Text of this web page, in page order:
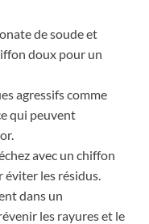
de soude et
doux pour un
agressifs comme
qui peuvent
avec un chiffon
les résidus.
dans un
les rayures et le